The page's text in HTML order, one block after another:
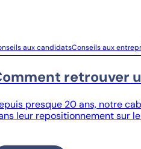
aux candidatsConseils aux
retrouver
presque 20 ans, notre
leur repositionnement sur